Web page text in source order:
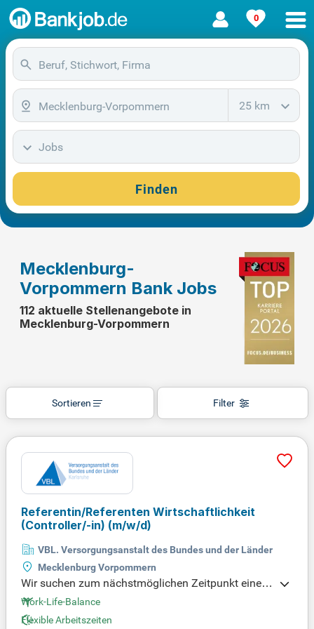
0
25 km
Jobs
Finden
Mecklenburg-
Vorpommern Bank Jobs
112 aktuelle Stellenangebote in
Mecklenburg-Vorpommern
Filter
Sortieren
Referentin/Referenten Wirtschaftlichkeit
(Controller/-in) (m/w/d)
VBL. Versorgungsanstalt des Bundes und der Länder
Mecklenburg Vorpommern
Wir suchen zum nächstmöglichen Zeitpunkt eine/n
Referentin/Referenten für Wirtschaftlichkeit (Contr
oller/-in) (m/w/d). Ihre Hauptaufgabe ist die Berat
Work-Life-Balance
Flexible Arbeitszeiten